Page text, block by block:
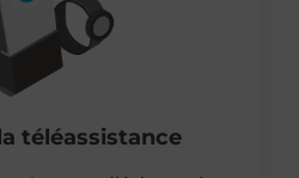
téléassistance